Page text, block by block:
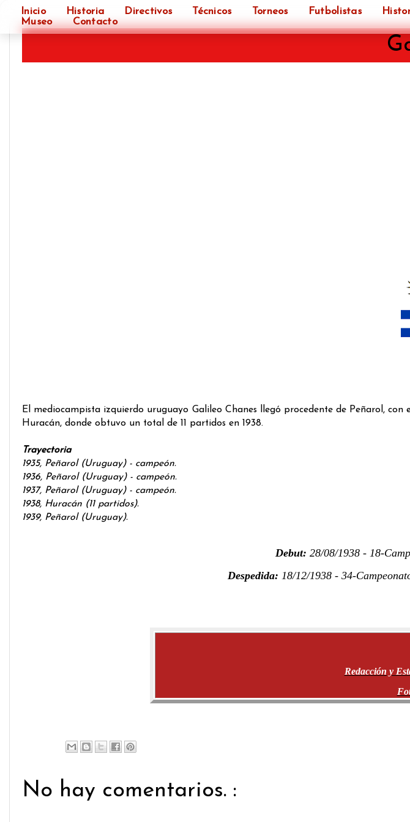
Inicio Historia Directivos Técnicos Torneos Futbolistas
Museo
Contacto
❮
El mediocampista izquierdo uruguayo Galileo Chanes llegó procedente de Peñarol,
Huracán, donde obtuvo un total de 11 partidos en 1938.
Trayectoria
1935, Peñarol (Uruguay)- campeón.
1936, Peñarol (Uruguay)- campeón.
1937, Peñarol (Uruguay) - campeón.
1938, Huracán (11 partidos).
1939, Peñarol (Uruguay).
Debut: 28/08/1938 - 18-
Despedida: 18/12/1938 - 34-
Redacción y
No hay comentarios. :